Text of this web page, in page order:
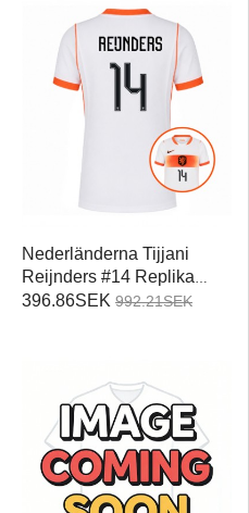
Nederländerna Tijjani
Reijnders #14 Replika
Bortatröja Damer VM 2026
396.86SEK 992.21SEK